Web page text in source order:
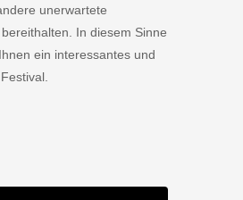
unerwartete
In diesem Sinne
ein interessantes und